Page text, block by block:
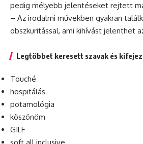
pedig mélyebb jelentéseket rejtett
– Az irodalmi művekben gyakran
obszkuritással, ami kihívást jelenthet
Legtöbbet keresett szavak és
Touché
hospitálás
potamológia
köszönöm
GILF